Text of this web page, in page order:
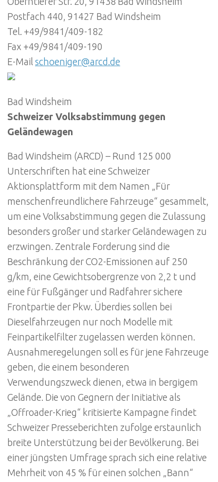
Postfach 440, 91427 Bad Windsheim
Tel. +49/9841/409-182
Fax +49/9841/409-190
E-Mail schoeniger@arcd.de
Bad Windsheim
Schweizer Volksabstimmung gegen
Geländewagen
Bad Windsheim (ARCD) – Rund 125 000
Unterschriften hat eine Schweizer
Aktionsplattform mit dem Namen „Für
menschenfreundlichere Fahrzeuge“ gesammelt,
um eine Volksabstimmung gegen die Zulassung
besonders großer und starker Geländewagen zu
erzwingen. Zentrale Forderung sind die
Beschränkung der CO2-Emissionen auf 250
g/km, eine Gewichtsobergrenze von 2,2 t und
eine für Fußgänger und Radfahrer sichere
Frontpartie der Pkw. Überdies sollen bei
Dieselfahrzeugen nur noch Modelle mit
Feinpartikelfilter zugelassen werden können.
Ausnahmeregelungen soll es für jene Fahrzeuge
geben, die einem besonderen
Verwendungszweck dienen, etwa in bergigem
Gelände. Die von Gegnern der Initiative als
„Offroader-Krieg“ kritisierte Kampagne findet
Schweizer Presseberichten zufolge erstaunlich
breite Unterstützung bei der Bevölkerung. Bei
einer jüngsten Umfrage sprach sich eine relative
Mehrheit von 45 % für einen solchen „Bann“